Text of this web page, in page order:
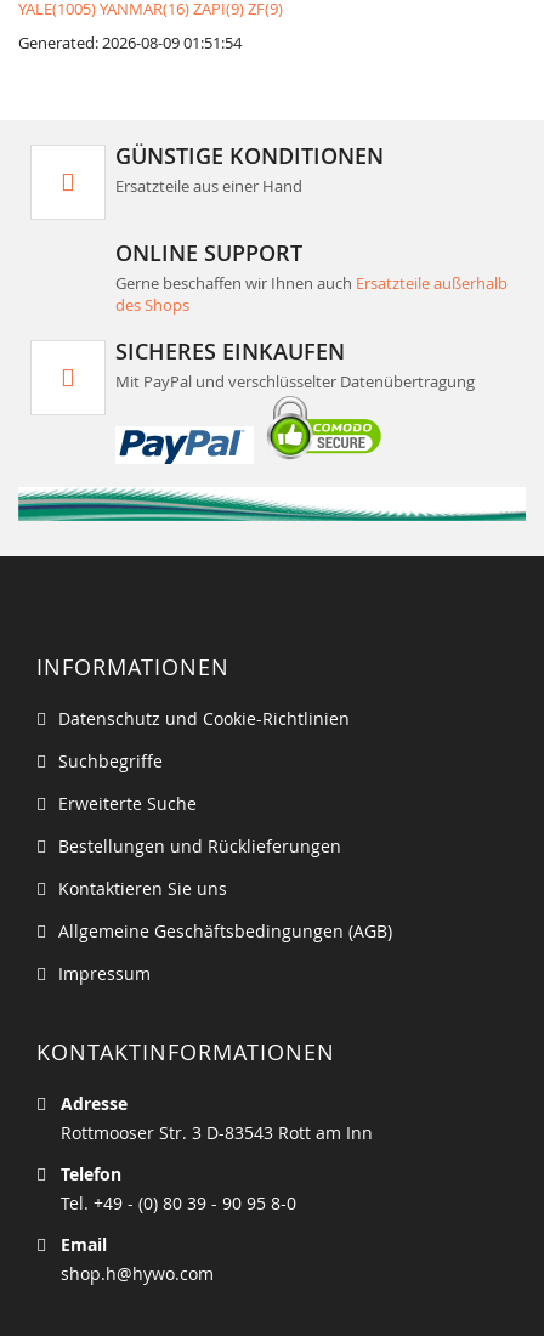
YALE(1005)YANMAR(16)ZAPI(9)ZF(9)
Generated: 2026-08-09 01:51:54
GÜNSTIGE KONDITIONEN
Ersatzteile aus einer Hand
ONLINE SUPPORT
Gerne beschaffen wir Ihnen auch Ersatzteile außerhalb
des Shops
SICHERES EINKAUFEN
Mit PayPal und verschlüsselter Datenübertragung
INFORMATIONEN
Datenschutz und Cookie-Richtlinien
Suchbegriffe
Erweiterte Suche
Bestellungen und Rücklieferungen
Kontaktieren Sie uns
Allgemeine Geschäftsbedingungen (AGB)
Impressum
KONTAKTINFORMATIONEN
Adresse
Rottmooser Str. 3 D-83543 Rott am Inn
Telefon
Tel. +49 - (0) 80 39 - 90 95 8-0
Email
shop.h@hywo.com